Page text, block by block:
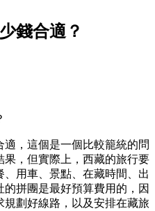
錢合適？
適，這個是一個比較籠統的問
，但實際上，西藏的旅行要
用車、景點、在藏時間、出
拼團是最好預算費用的，因
劃好線路，以及安排在藏旅